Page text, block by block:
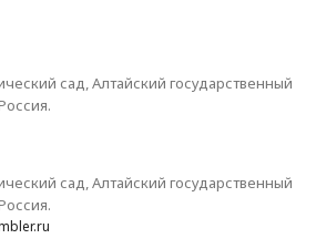
сад, Алтайский государственный
сад, Алтайский государственный